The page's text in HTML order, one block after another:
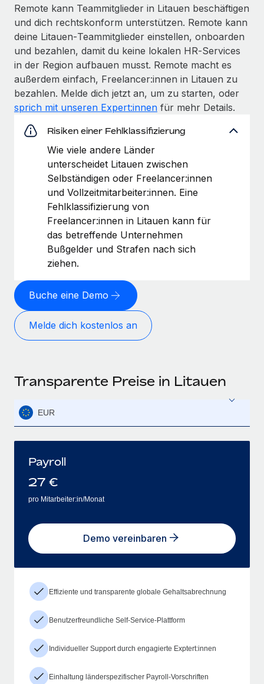
Remote kann Teammitglieder in Litauen beschäftigen
und dich rechtskonform unterstützen. Remote kann
deine Litauen‑Teammitglieder einstellen, onboarden
und bezahlen, damit du keine lokalen HR‑Services
in der Region aufbauen musst. Remote macht es
außerdem einfach, Freelancer:innen in Litauen zu
bezahlen. Melde dich jetzt an, um zu starten, oder
sprich mit unseren Expert:innen für mehr Details.
Risiken einer Fehlklassifizierung
Wie viele andere Länder
unterscheidet Litauen zwischen
Selbständigen oder Freelancer:innen
und Vollzeitmitarbeiter:innen. Eine
Fehlklassifizierung von
Freelancer:innen in Litauen kann für
das betreffende Unternehmen
Bußgelder und Strafen nach sich
ziehen.
Buche eine Demo
Melde dich kostenlos an
Transparente Preise in Litauen
EUR
Payroll
27 €
pro Mitarbeiter:in/Monat
Demo vereinbaren
Effiziente und transparente globale Gehaltsabrechnung
Benutzerfreundliche Self-Service-Plattform
Individueller Support durch engagierte Exptert:innen
Einhaltung länderspezifischer Payroll-Vorschriften